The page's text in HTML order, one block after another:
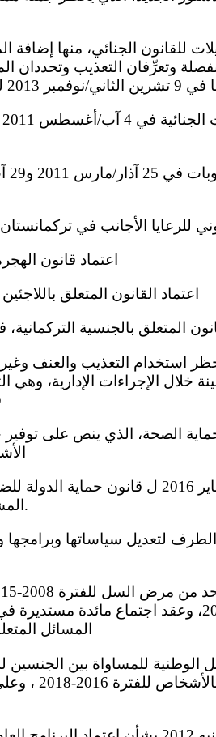
وتعرِّفان التعذيب وتحددان
الاحتجاز؛
الأجانب في تركمانستان، في 26 آذار/
(و) اعتماد قانون الهجرة في 31 آذار/
(ز) اعتماد القانون المتعلق باللاجئين في 4 آب/
المتعلق بالجنسية التركمانية، في 22 حزيران/يونيه
خلال الإجراءات الإدارية، وهي
المشاركين في الإجراءات الجنائية.
المسائل
خطة العمل